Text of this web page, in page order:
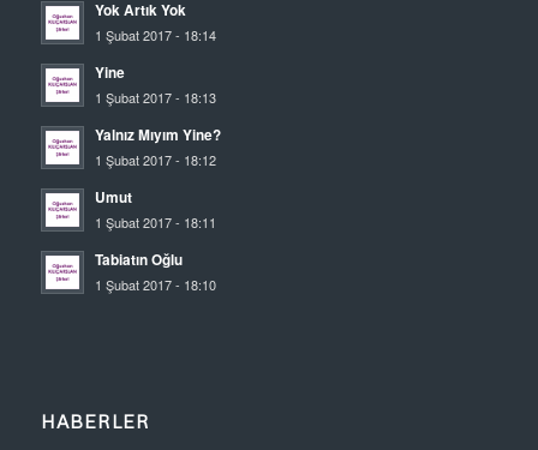
Yok Artık Yok
1 Şubat 2017 - 18:14
Yine
1 Şubat 2017 - 18:13
Yalnız Mıyım Yine?
1 Şubat 2017 - 18:12
Umut
1 Şubat 2017 - 18:11
Tabiatın Oğlu
1 Şubat 2017 - 18:10
HABERLER